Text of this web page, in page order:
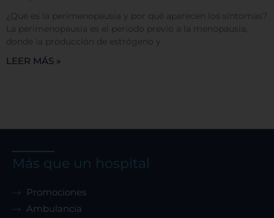
¿Qué es la perimenopausia y por qué aparecen los síntomas?
La perimenopausia es el periodo previo a la menopausia,
donde la producción de estrógeno y
LEER MÁS »
Más que un hospital
Promociones
Ambulancia
Cookies de rendimiento